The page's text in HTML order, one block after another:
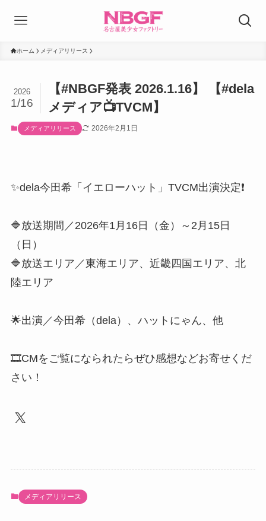
ホーム メディアリリース
【#NBGF発表 2026.1.16】 【#dela
メディア📺TVCM】
2026
1/16
メディアリリース 2026年2月1日
✨dela今田希「イエローハット」TVCM出演決定❗️
🔷放送期間／2026年1月16日（金）～2月15日
（日）
🔷放送エリア／東海エリア、近畿四国エリア、北
陸エリア
🌟出演／今田希（dela）、ハットにゃん、他
🎞️CMをご覧になられたらぜひ感想などお寄せくだ
さい！
X
メディアリリース